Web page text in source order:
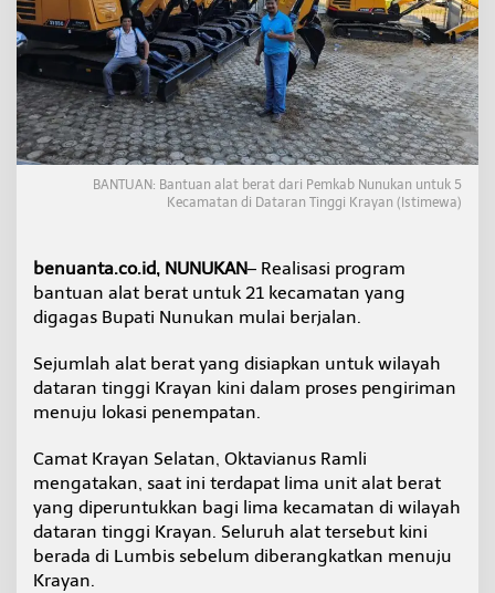
a
n
M
u
l
a
i
T
e
r
e
i
s
s
,
5
A
t
B
e
r
a
t
BANTUAN: Bantuan alat berat dari Pemkab Nunukan untuk 5
Kecamatan di Dataran Tinggi Krayan (Istimewa)
benuanta.co.id, NUNUKAN– Realisasi program
bantuan alat berat untuk 21 kecamatan yang
digagas Bupati Nunukan mulai berjalan.
Sejumlah alat berat yang disiapkan untuk wilayah
dataran tinggi Krayan kini dalam proses pengiriman
menuju lokasi penempatan.
Camat Krayan Selatan, Oktavianus Ramli
mengatakan, saat ini terdapat lima unit alat berat
yang diperuntukkan bagi lima kecamatan di wilayah
dataran tinggi Krayan. Seluruh alat tersebut kini
berada di Lumbis sebelum diberangkatkan menuju
Krayan.